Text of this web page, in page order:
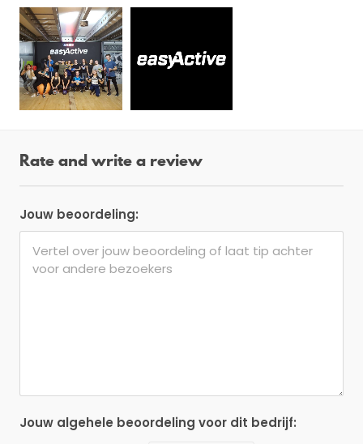
Rate and write a review
Jouw beoordeling:
Jouw algehele beoordeling voor dit bedrijf: